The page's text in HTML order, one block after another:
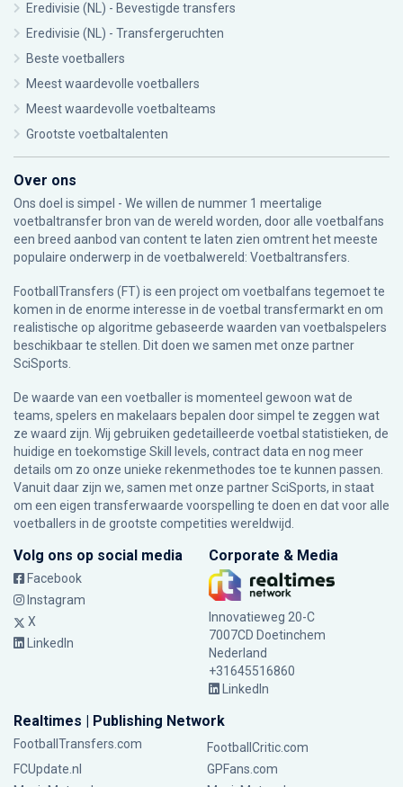
Eredivisie (NL) - Bevestigde transfers
Eredivisie (NL) - Transfergeruchten
Beste voetballers
Meest waardevolle voetballers
Meest waardevolle voetbalteams
Grootste voetbaltalenten
Over ons
Ons doel is simpel - We willen de nummer 1 meertalige
voetbaltransfer bron van de wereld worden, door alle voetbalfans
een breed aanbod van content te laten zien omtrent het meeste
populaire onderwerp in de voetbalwereld: Voetbaltransfers.
FootballTransfers (FT) is een project om voetbalfans tegemoet te
komen in de enorme interesse in de voetbal transfermarkt en om
realistische op algoritme gebaseerde waarden van voetbalspelers
beschikbaar te stellen. Dit doen we samen met onze partner
SciSports
De waarde van een voetballer is momenteel gewoon wat de
teams, spelers en makelaars bepalen door simpel te zeggen wat
ze waard zijn. Wij gebruiken gedetailleerde voetbal statistieken, de
huidige en toekomstige Skill levels, contract data en nog meer
details om zo onze unieke rekenmethodes toe te kunnen passen.
Vanuit daar zijn we, samen met onze partner SciSports, in staat
om een eigen transferwaarde voorspelling te doen en dat voor alle
voetballers in de grootste competities wereldwijd.
Volg ons op social media
Facebook
Instagram
X
LinkedIn
Corporate & Media
Innovatieweg 20-C
7007CD Doetinchem
Nederland
+31645516860
LinkedIn
Realtimes | Publishing Network
FootballTransfers.com
FootballCritic.com
FCUpdate.nl
GPFans.com